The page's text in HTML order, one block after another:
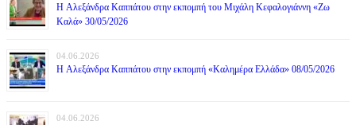
H Αλεξάνδρα Καππάτου στην εκπομπή του Μιχάλη Κεφαλογιάννη «Ζω
Καλά» 30/05/2026
04.06.2026
H Αλεξάνδρα Καππάτου στην εκπομπή «Καλημέρα Ελλάδα» 08/05/2026
04.06.2026